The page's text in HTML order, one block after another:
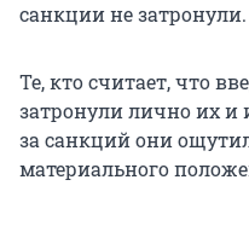
санкции не затронули.
Те, кто считает, что
затронули лично их и
за санкций они
материального